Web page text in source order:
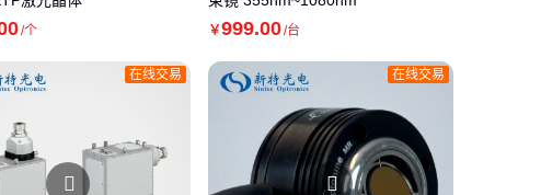
/个 ￥999.00/台
在线交易 在线交易